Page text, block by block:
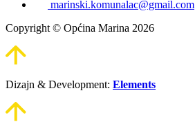
marinski.komunalac@gmail.com
Copyright © Općina Marina 2026
Dizajn & Development: Elements